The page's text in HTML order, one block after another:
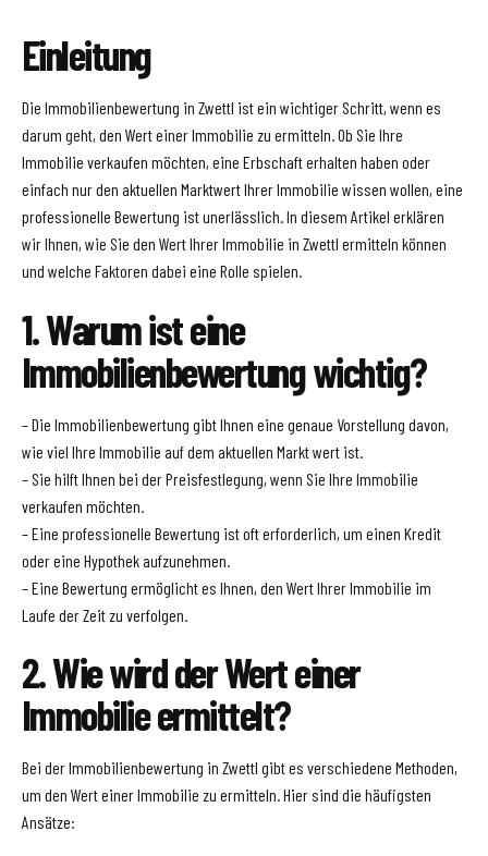
Einleitung
Die Immobilienbewertung in Zwettl ist ein wichtiger Schritt, wenn es
darum geht, den Wert einer Immobilie zu ermitteln. Ob Sie Ihre
Immobilie verkaufen möchten, eine Erbschaft erhalten haben oder
einfach nur den aktuellen Marktwert Ihrer Immobilie wissen wollen, eine
professionelle Bewertung ist unerlässlich. In diesem Artikel erklären
wir Ihnen, wie Sie den Wert Ihrer Immobilie in Zwettl ermitteln können
und welche Faktoren dabei eine Rolle spielen.
1. Warum ist eine
Immobilienbewertung wichtig?
– Die Immobilienbewertung gibt Ihnen eine genaue Vorstellung davon,
wie viel Ihre Immobilie auf dem aktuellen Markt wert ist.
– Sie hilft Ihnen bei der Preisfestlegung, wenn Sie Ihre Immobilie
verkaufen möchten.
– Eine professionelle Bewertung ist oft erforderlich, um einen Kredit
oder eine Hypothek aufzunehmen.
– Eine Bewertung ermöglicht es Ihnen, den Wert Ihrer Immobilie im
Laufe der Zeit zu verfolgen.
2. Wie wird der Wert einer
Immobilie ermittelt?
Bei der Immobilienbewertung in Zwettl gibt es verschiedene Methoden,
um den Wert einer Immobilie zu ermitteln. Hier sind die häufigsten
Ansätze: